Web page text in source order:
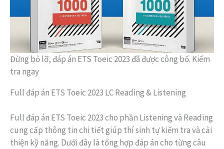
Đừng bỏ lỡ, đáp án ETS Toeic 2023 đã được công bố. Kiểm
tra ngay
Full đáp án ETS Toeic 2023 LC Reading & Listening
Full đáp án ETS Toeic 2023 cho phần Listening và Reading
cung cấp thông tin chi tiết giúp thí sinh tự kiểm tra và cải
thiện kỹ năng. Dưới đây là tổng hợp đáp án cho từng câu